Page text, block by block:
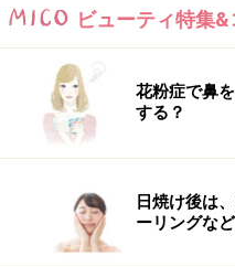
さまざまなメディアで大
ティスト。取り入れやす
女性に支持される秘密。
公式Twitterはこちら>>
・公式Facebookはこちら
※記事内容は執筆時点のもの
ビューティ特集
花粉症で鼻
する？
日焼け後は
ーリングな